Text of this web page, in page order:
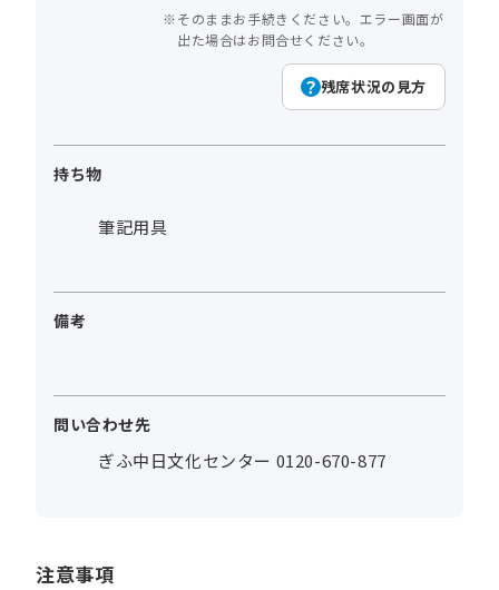
そのままお手続きください。エラー画面が
出た場合はお問合せください。
残席状況の見方
持ち物
筆記用具
備考
問い合わせ先
ぎふ中日文化センター 0120-670-877
注意事項